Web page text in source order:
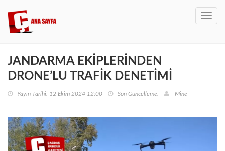
JANDARMA EKİPLERİNDEN
DRONE’LU TRAFİK DENETİMİ
Yayın Tarihi: 12 Ekim 2024 12:00 Son Güncelleme: Mine